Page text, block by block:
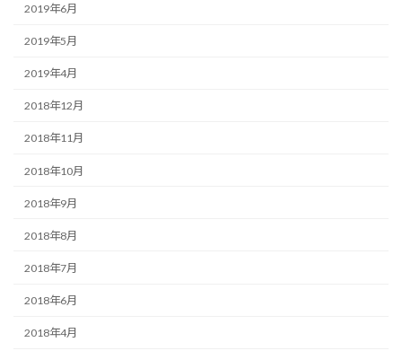
2019年6月
2019年5月
2019年4月
2018年12月
2018年11月
2018年10月
2018年9月
2018年8月
2018年7月
2018年6月
2018年4月